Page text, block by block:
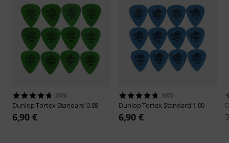
2076
DunlopTortex Standard 0,88
6,90 €
1072
DunlopTortex Standard 1,00
6,90 €